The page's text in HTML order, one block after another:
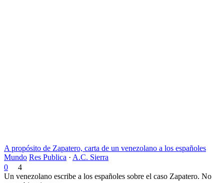
A propósito de Zapatero, carta de un venezolano a los españoles
Mundo Res Publica · A.C. Sierra
0
4
Un venezolano escribe a los españoles sobre el caso Zapatero. No